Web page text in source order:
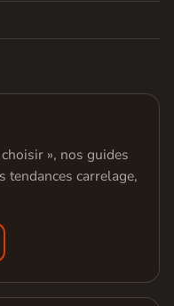
», nos guides
tendances carrelage,